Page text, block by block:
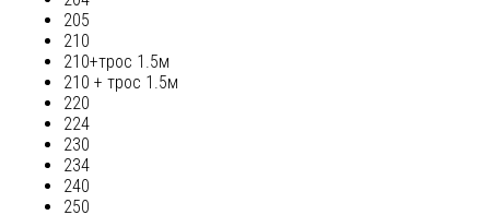
205
210
210+трос 1.5м
210 + трос 1.5м
220
224
230
234
240
250